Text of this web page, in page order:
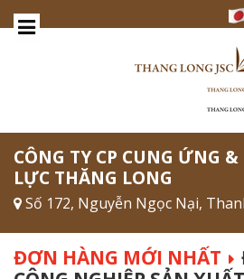
CÔNG TY CP CUNG ỨNG
LỰC THĂNG LONG
Số 172, Nguyễn Ngọc Nại,
ĐƠN HÀNG MỚI NHẤT